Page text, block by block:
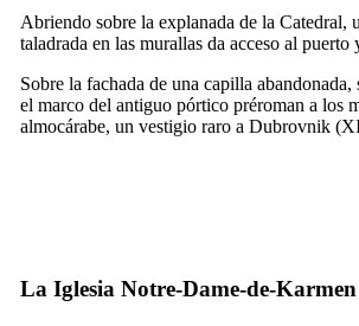
Abriendo sobre la explanada de la Catedral,
taladrada en las murallas da acceso al puerto
Sobre la fachada de una capilla abandonada,
el marco del antiguo pórtico préroman a los
almocárabe, un vestigio raro a Dubrovnik (
La Iglesia Notre-Dame-de-